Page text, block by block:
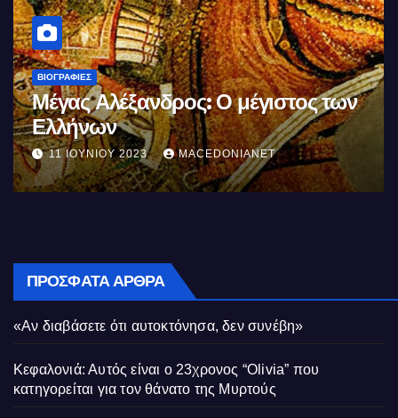
ΒΙΟΓΡΑΦΊΕΣ
Μέγας Αλέξανδρος: Ο μέγιστος των
Ελλήνων
11 ΙΟΥΝΊΟΥ 2023 MACEDONIANET
ΠΡΌΣΦΑΤΑ ΆΡΘΡΑ
«Αν διαβάσετε ότι αυτοκτόνησα, δεν συνέβη»
Κεφαλονιά: Αυτός είναι ο 23χρονος “Olivia” που
κατηγορείται για τον θάνατο της Μυρτούς